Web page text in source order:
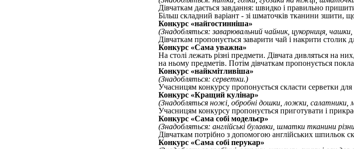
Дівчаткам дається завдання: швидко і правильно
Більш складний варіант - зі шматочків тканини зшити,
Конкурс «найгостинніша»
(Знадобляться: заварювальний чайник, цукорниця,
Дівчаткам пропонується заварити чай і накрити столик
Конкурс «Сама уважна»
На столі лежать різні предмети. Дівчата дивляться на
на ньому предметів. Потім дівчаткам пропонується
Конкурс «найкмітливіша»
(Знадобляться: серветки.)
Учасницям конкурсу пропонується скласти серветки
Конкурс «Кращий кулінар»
(Знадобляться ножі, обробні дошки, ложки, салатники,
Учасницям конкурсу пропонується приготувати і
Конкурс «Сама собі модельєр»
(Знадобляться: англійські булавки, шматки тканини
Дівчаткам потрібно з допомогою англійських шпильок
Конкурс «Сама собі перукар»